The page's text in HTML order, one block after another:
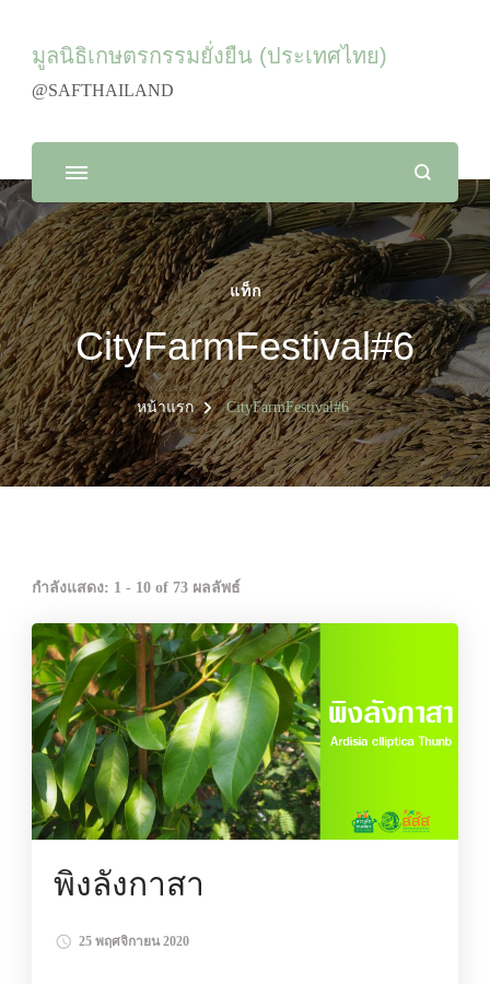
มูลนิธิเกษตรกรรมยั่งยืน (ประเทศไทย)
@SAFTHAILAND
แท็ก
CityFarmFestival#6
หน้าแรก CityFarmFestival#6
กำลังแสดง: 1 - 10 of 73 ผลลัพธ์
พิงลังกาสา
25 พฤศจิกายน 2020